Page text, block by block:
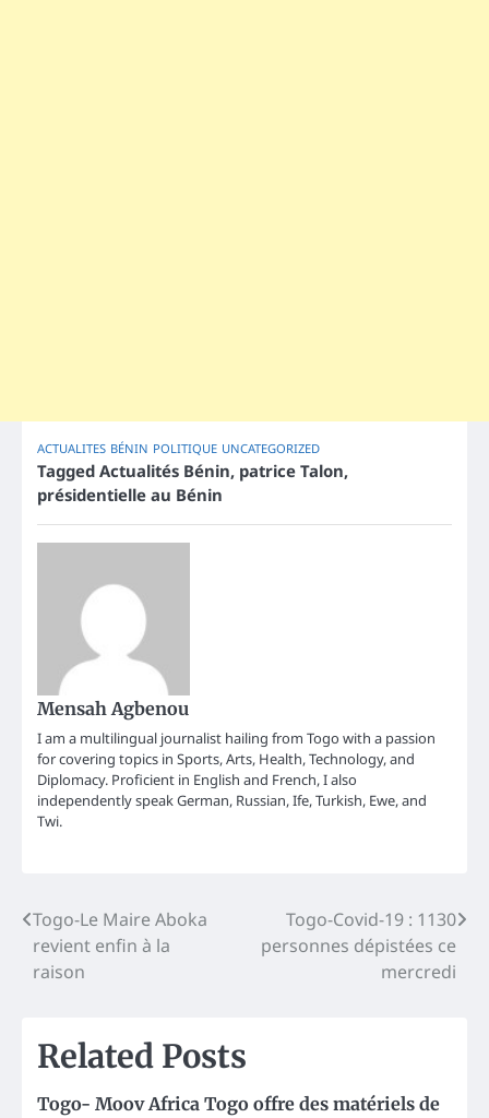
ACTUALITES BÉNIN POLITIQUE UNCATEGORIZED
Tagged Actualités Bénin, patrice Talon,
présidentielle au Bénin
Mensah Agbenou
I am a multilingual journalist hailing from Togo with a passion
for covering topics in Sports, Arts, Health, Technology, and
Diplomacy. Proficient in English and French, I also
independently speak German, Russian, Ife, Turkish, Ewe, and
Twi.
Post
navigation
Togo-Le Maire Aboka
revient enfin à la
raison
Togo-Covid-19 : 1130
personnes dépistées ce
mercredi
Related Posts
Togo- Moov Africa Togo offre des matériels de